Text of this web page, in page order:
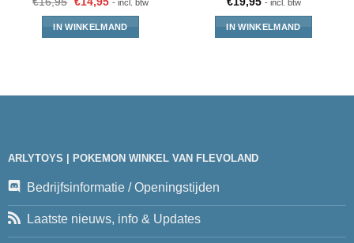
- incl. btw
IN WINKELMAND
- incl. btw
IN WINKELMAND
ARLYTOYS | POKEMON WINKEL VAN FLEVOLAND
Bedrijfsinformatie / Openingstijden
Laatste nieuws, info & Updates